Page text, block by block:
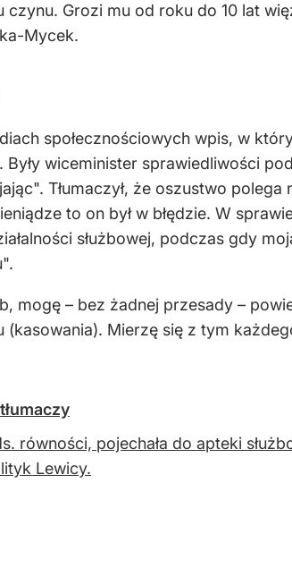
Grozi mu od roku do 10 lat
Mycek.
społecznościowych wpis, w
wiceminister sprawiedliwości
Tłumaczył, że oszustwo
to on był w błędzie. W
służbowej, podczas gdy
mogę – bez żadnej przesady –
Mierzę się z tym
równości, pojechała do apteki
Lewicy.